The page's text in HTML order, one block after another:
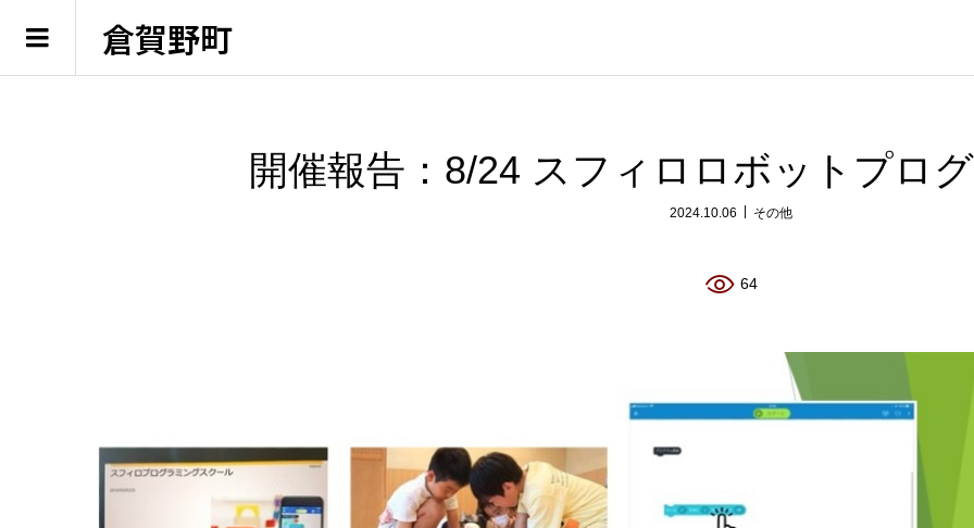
倉賀野町
開催報告：8/24 スフィロロボットプロ
2024.10.06 その他
64